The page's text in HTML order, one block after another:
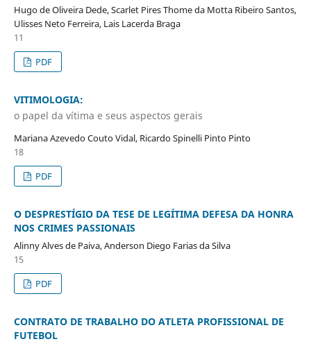
Hugo de Oliveira Dede, Scarlet Pires Thome da Motta Ribeiro Santos,
Ulisses Neto Ferreira, Lais Lacerda Braga
11
PDF
VITIMOLOGIA:
o papel da vítima e seus aspectos gerais
Mariana Azevedo Couto Vidal, Ricardo Spinelli Pinto Pinto
18
PDF
O DESPRESTÍGIO DA TESE DE LEGÍTIMA DEFESA DA HONRA
NOS CRIMES PASSIONAIS
Alinny Alves de Paiva, Anderson Diego Farias da Silva
15
PDF
CONTRATO DE TRABALHO DO ATLETA PROFISSIONAL DE
FUTEBOL